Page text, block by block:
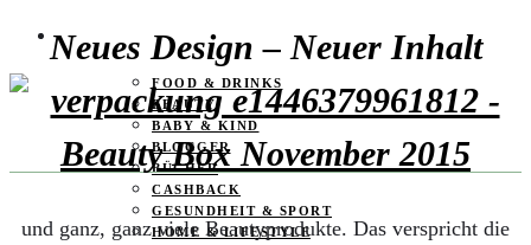
PRODUKTTESTER GESUCHT
FOOD & DRINKS
BEAUTY
BABY & KIND
BLOGGER
BÜCHER
CASHBACK
GESUNDHEIT & SPORT
HOME & LIFESTYLE
Neues Design – Neuer Inhalt
und ganz, ganz viele Beautyprodukte. Das verspricht die